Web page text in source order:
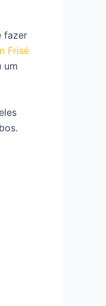
fazer
Frisé
um